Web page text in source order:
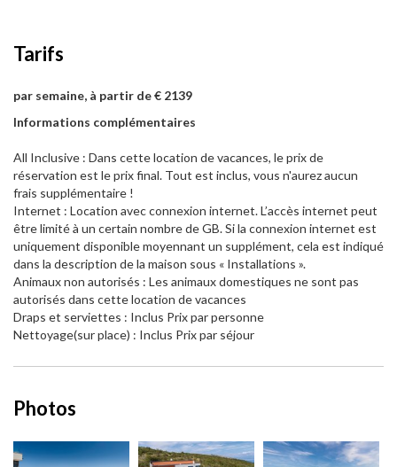
Tarifs
par semaine, à partir de € 2139
Informations complémentaires
All Inclusive : Dans cette location de vacances, le prix de
réservation est le prix final. Tout est inclus, vous n'aurez aucun
frais supplémentaire !
Internet : Location avec connexion internet. L’accès internet peut
être limité à un certain nombre de GB. Si la connexion internet est
uniquement disponible moyennant un supplément, cela est indiqué
dans la description de la maison sous « Installations ».
Animaux non autorisés : Les animaux domestiques ne sont pas
autorisés dans cette location de vacances
Draps et serviettes : Inclus Prix par personne
Nettoyage(sur place) : Inclus Prix par séjour
Photos